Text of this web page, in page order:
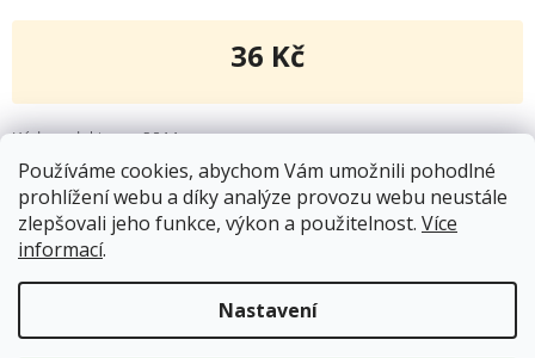
Používáme cookies, abychom Vám umožnili pohodlné
prohlížení webu a díky analýze provozu webu neustále
zlepšovali jeho funkce, výkon a použitelnost. Více
informací.
Nastavení
Kód produktu:
9011
Kategorie:
Těstoviny
Hmotnost:
0.3 kg
Položka byla vyprodána…
36 Kč
cena: